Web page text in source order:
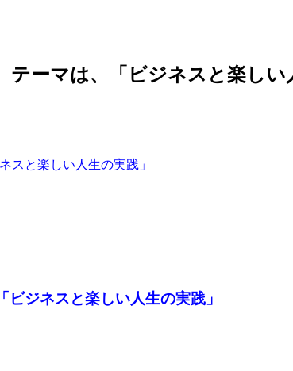
ーマは、「ビジネスと楽しい
スと楽しい人生の実践」
ジネスと楽しい人生の実践」